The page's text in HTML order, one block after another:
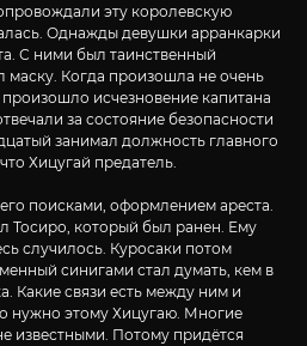
эту королевскую
Однажды девушки арранкарки
С ними был таинственный
маску. Когда произошла не очень
исчезновение капитана
за состояние безопасности
занимал должность главного
Хицугай предатель.
поисками, оформлением ареста.
Тосиро, который был ранен. Ему
случилось. Куросаки потом
синигами стал думать, кем в
Какие связи есть между ним и
нужно этому Хицугаю. Многие
известными. Потому придётся